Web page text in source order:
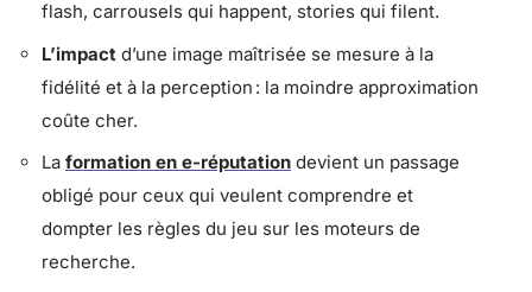
flash, carrousels qui happent, stories qui filent.
L’impact d’une image maîtrisée se mesure à la
fidélité et à la perception : la moindre approximation
coûte cher.
La formation en e-réputation devient un passage
obligé pour ceux qui veulent comprendre et
dompter les règles du jeu sur les moteurs de
recherche.